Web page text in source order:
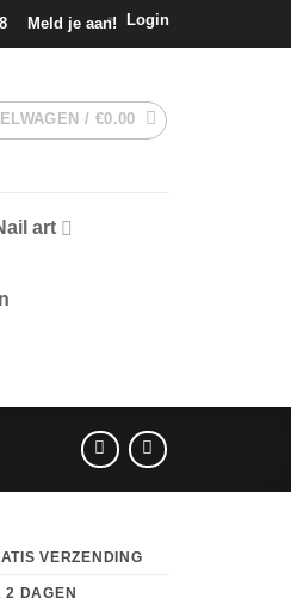
Meld je aan! Login
/ €0.00
art
VERZENDING
2 DAGEN